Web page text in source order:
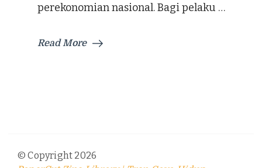
perekonomian nasional. Bagi pelaku …
Read More
© Copyright 2026